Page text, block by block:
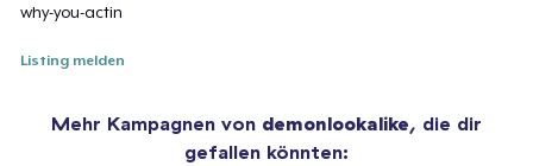
why-you-actin
Listing melden
Mehr Kampagnen von demonlookalike, die dir
gefallen könnten: